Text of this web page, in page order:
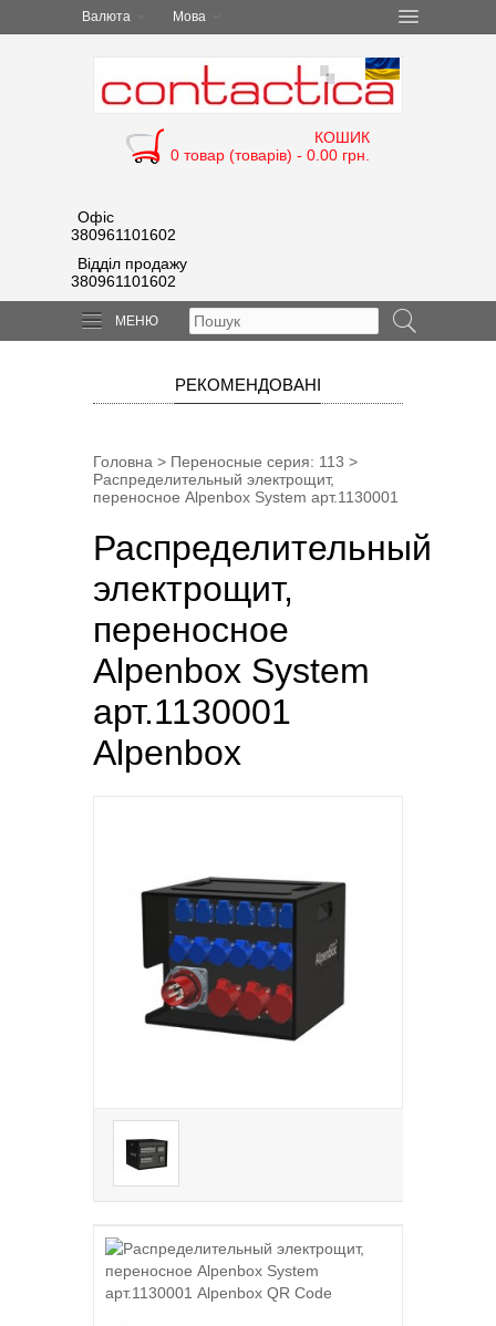
Валюта Мова
КОШИК
0 товар (товарів) - 0.00 грн.
Офіс
380961101602
Відділ продажу
380961101602
МЕНЮ
РЕКОМЕНДОВАНІ
Головна > Переносные cерия: 113 >
Распределительный электрощит,
переносное Alpenbox System арт.1130001
Распределительный
электрощит,
переносное
Alpenbox System
арт.1130001
Alpenbox